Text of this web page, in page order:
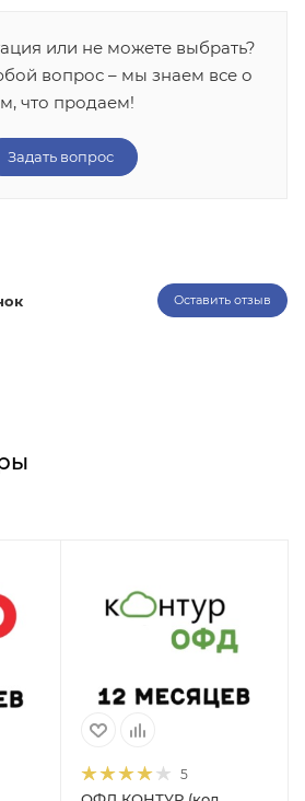
или не можете выбрать?
вопрос – мы знаем все о
что продаем!
Задать вопрос
Оставить отзыв
5